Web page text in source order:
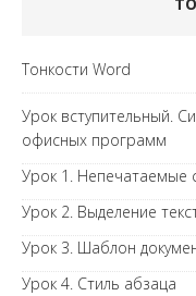
Тонкости Word
Урок вступительный.
офисных программ
Урок 1. Непечатаемые
Урок 2. Выделение
Урок 3. Шаблон
Урок 4. Стиль абзаца